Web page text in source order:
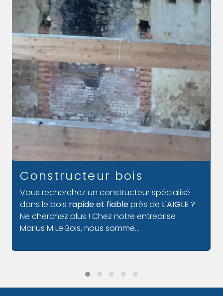
Bardage bois
Chez Marius M Le Bois nous vous proposons un
service de bardage en bois pour vous à
L'AIGLE. En effet, il permet d'amener une touche
esthétique à votre habitation d'isoler par
l'extérieur. Le